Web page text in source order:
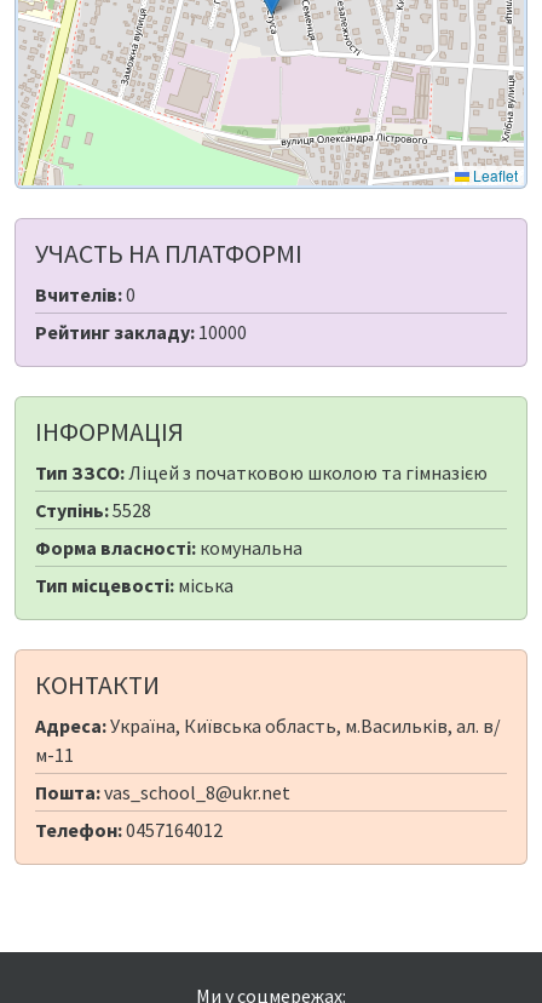
Leaflet
УЧАСТЬ НА ПЛАТФОРМІ
Вчителів:0
Рейтинг закладу: 10000
ІНФОРМАЦІЯ
Тип ЗЗСО:Ліцей з початковою школою та гімназією
Ступінь:5528
Форма власності: комунальна
Тип місцевості: міська
КОНТАКТИ
Адреса:Україна, Київська область, м.Васильків, ал. в/
м-11
Пошта:vas_school_8@ukr.net
Телефон:0457164012
Ми у соцмережах: